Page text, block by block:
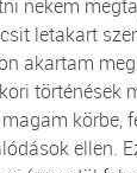
nekem
letakart
akartam
történések
körbe,
ellen.